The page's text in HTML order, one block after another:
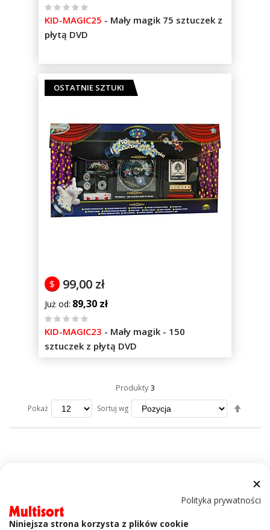
%
of
100
KID-MAGIC25 - Mały magik 75 sztuczek z
płytą DVD
OSTATNIE SZTUKI
99,00 zł
$
Już od 89,30 zł
%
100
KID-MAGIC23 - Mały magik - 150
sztuczek z płytą DVD
Produkty3
Pokaż Sortuj wg
Polityka prywatności
Niniejsza strona korzysta z plików cookie